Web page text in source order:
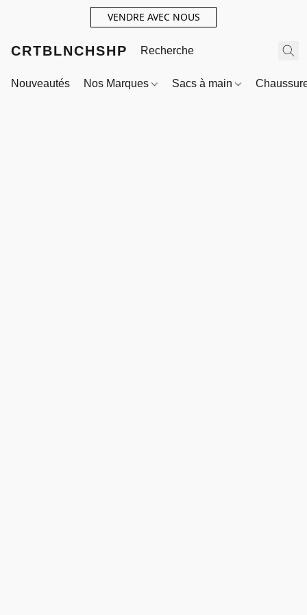
VENDRE AVEC NOUS
CRTBLNCHSHP
Nouveautés Nos Marques Sacs à main